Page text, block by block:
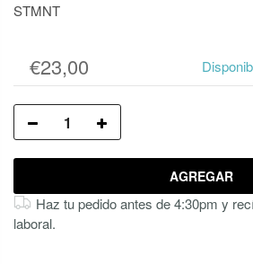
STMNT
€23,00
AGREGAR
Haz tu pedido antes de 4:30pm y
laboral.